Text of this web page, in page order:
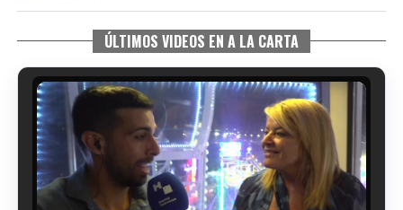
ÚLTIMOS VIDEOS EN A LA CARTA